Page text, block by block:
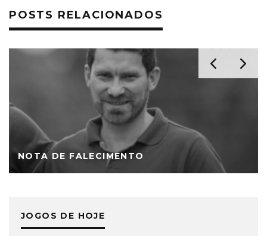
POSTS RELACIONADOS
NOTA DE FALECIMENTO
JOGOS DE HOJE